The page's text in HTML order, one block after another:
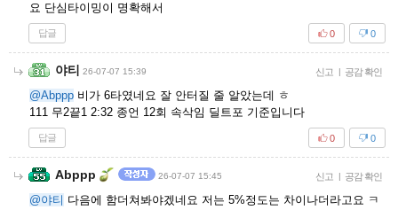
요 단심타이밍이 명확해서
답글 0
0
야티 26-07-07 15:39 신고 | 공감 확인
@Abppp 비가 6타였네요 잘 안터질 줄 알았는데 ㅎ
111 무2끝1 2:32 종언 12회 속삭임 딜트포 기준입니다
답글 0
0
Abppp 26-07-07 15:45 신고 | 공감 확인
@야티 다음에 함더쳐봐야겠네요 저는 5%정도는 차이나더라고요 ㅋ